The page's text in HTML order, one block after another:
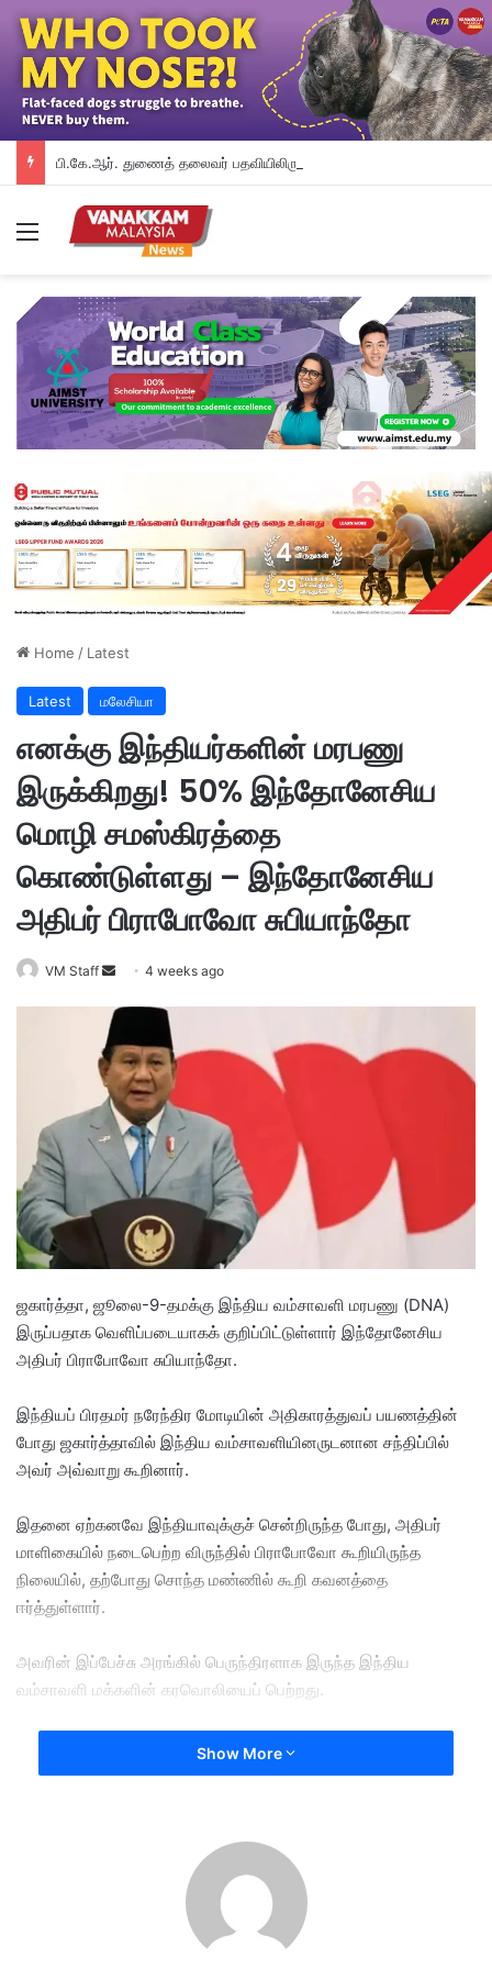
Menu
Home / Latest
Latest மலேசியா
எனக்கு இந்தியர்களின் மரபணு
இருக்கிறது! 50% இந்தோனேசிய
மொழி சமஸ்கிரத்தை
கொண்டுள்ளது – இந்தோனேசிய
அதிபர் பிராபோவோ சுபியாந்தோ
VM Staff
d
a
n
e
a
i
4 weeks ago
ஜகார்த்தா, ஜூலை-9-​தமக்கு இந்திய வம்சாவளி மரபணு (DNA)
இருப்பதாக வெளிப்படையாகக் குறிப்பிட்டுள்ளார் இந்தோனேசிய
அதிபர் பிராபோவோ சுபியாந்தோ.
இந்தியப் பிரதமர் நரேந்திர மோடியின் அதிகாரத்துவப் பயணத்தின்
போது ஜகார்த்தாவில் இந்திய வம்சாவளியினருடனான சந்திப்பில்
அவர் அவ்வாறு கூறினார்.
இதனை ஏற்கனவே இந்தியாவுக்குச் சென்றிருந்த போது, அதிபர்
மாளிகையில் நடைபெற்ற விருந்தில் பிராபோவோ கூறியிருந்த
நிலையில், தற்போது சொந்த மண்ணில் கூறி கவனத்தை
ஈர்த்துள்ளார்.
அவரின் இப்பேச்சு அரங்கில் பெருந்திரளாக இருந்த இந்திய
வம்சாவளி மக்களின் கரவொலியைப் பெற்றது.
இது, இரு நாடுகளுக்கும் இடையிலான ஆழமான இரத்த உறவை
உலகிற்கு உணர்த்தியுள்ளதாகக் குறிப்பிட்ட அவர், இந்தோனேசியா
குறிப்பாக, இந்தோனேசிய மொழியின் வேர்களைப் பற்றிப் பேசிய
பிராபோவோ, இந்தோனேசிய மொழியில் உள்ள சொற்களில் சுமார் 50
விழுக்காடு சமஸ்கிருத மொழியிலிருந்து வந்தவை என்பதைச் சுட்டிக்
Show More